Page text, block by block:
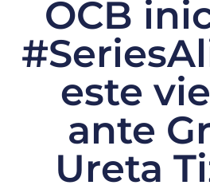
OCB
este
ante
Ureta